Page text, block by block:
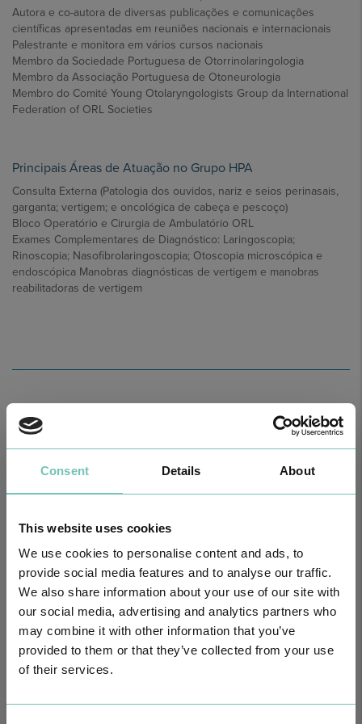
Consent Details About
This website uses cookies
We use cookies to personalise content and ads, to
provide social media features and to analyse our traffic.
We also share information about your use of our site with
our social media, advertising and analytics partners who
may combine it with other information that you’ve
provided to them or that they’ve collected from your use
of their services.
Autora e co-autora de diversas publicações e comunicações
científicas apresentadas em reuniões nacionais e internacionais
Palestrante e monitora em vários cursos nacionais
Membro da Sociedade Portuguesa de Otorrinolaringologia
Membro da Associação Portuguesa de Otoneurologia
Membro do Comité Young Otolaryngologists Group da International
Federation of ORL Societies
Principais Áreas de Atuação no Grupo HPA
Consulta Externa (Patologia dos ouvidos, nariz e seios perinasais,
garganta; vertigem; e oncológica de cabeça e pescoço)
Bloco Operatório e Cirurgia de Ambulatório ORL
Exames Complementares de Diagnóstico: Laringoscopia;
Rinoscopia; Nasofibrolaringoscopia; Otoscopia microscópica e
endoscópica Manobras diagnósticas de vertigem e manobras
reabilitadoras de vertigem
HPA GROUP IS NOW CUF: TOGETHER AND CLOSER THAN EVER
For your health - in the Algarve, Alentejo, and Madeira